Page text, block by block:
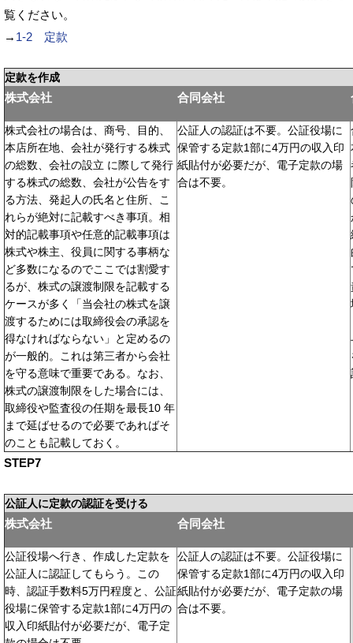
覧ください。
→ 1-2 定款
定款を作成
株式会社 合同会社
株式会社の場合は、商号、目的、
本店所在地、会社が発行する株式
の総数、会社の設立 に際して発行
する株式の総数、会社が公告をす
る方法、発起人の氏名と住所、こ
れらが絶対に記載すべき事項。相
対的記載事項や任意的記載事項は
株式や株主、役員に関する事柄な
ど多数になるのでここでは割愛す
るが、株式の譲渡制限を記載する
ケースが多く「当会社の株式を譲
渡するためには取締役会の承認を
得なければならない」と定めるの
が一般的。これは第三者から会社
を守る意味で重要である。なお、
株式の譲渡制限をした場合には、
取締役や監査役の任期を最長10 年
まで延ばせるので必要であればそ
のことも記載しておく。
公証人の認証は不要。公証役場に
保管する定款1部に4万円の収入印
紙貼付が必要だが、電子定款の場
合は不要。
STEP7
公証人に定款の認証を受ける
株式会社 合同会社
公証役場へ行き、作成した定款を
公証人に認証してもらう。この
時、認証手数料5万円程度と、公証
役場に保管する定款1部に4万円の
収入印紙貼付が必要だが、電子定
公証人の認証は不要。公証役場に
保管する定款1部に4万円の収入印
紙貼付が必要だが、電子定款の場
合は不要。